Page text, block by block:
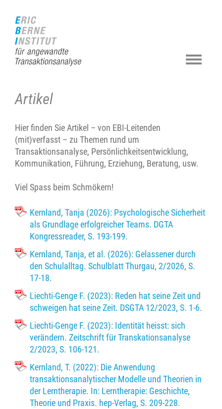
Startseite
(Accesskey
Hauptnavigation
(Accesskey
(Accesskey
(Accesskey
(Accesskey
(Accesskey
Artikel
Hier finden Sie Artikel – von EBI-Leitenden
(mit)verfasst – zu Themen rund um
Transaktionsanalyse, Persönlichkeitsentwicklung,
Kommunikation, Führung, Erziehung, Beratung, usw.
Viel Spass beim Schmökern!
Kernland, Tanja (2026): Psychologische Sicherheit
als Grundlage erfolgreicher Teams. DGTA
Kongressreader, S. 193-199.
Kernland, Tanja, et al. (2026): Gelassener durch
den Schulalltag. Schulblatt Thurgau, 2/2026, S.
17-18.
Liechti-Genge F. (2023): Reden hat seine Zeit und
schweigen hat seine Zeit. DSGTA 12/2023, S. 1-6.
Liechti-Genge F. (2023): Identität heisst: sich
verändern. Zeitschrift für Transkationsanalyse
2/2023, S. 106-121.
Kernland, T. (2022): Die Anwendung
transaktionsanalytischer Modelle und Theorien in
der Lerntherapie. In: Lerntherapie: Geschichte,
Theorie und Praxis. hep-Verlag, S. 209-228.